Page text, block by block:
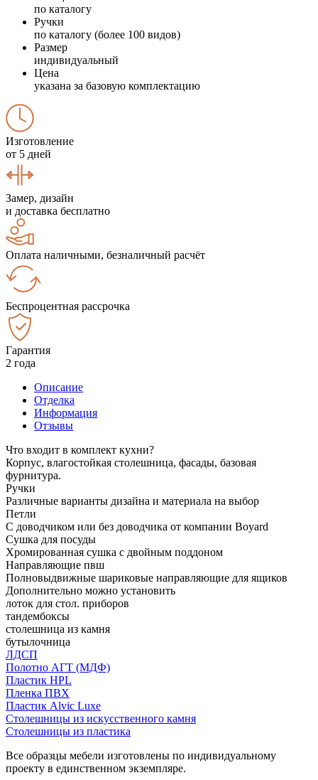
по каталогу
Ручки
по каталогу (более 100 видов)
Размер
индивидуальный
Цена
указана за базовую комплектацию
Изготовление
от 5 дней
Замер, дизайн
и доставка бесплатно
Оплата наличными, безналичный расчёт
Беспроцентная рассрочка
Гарантия
2 года
Описание
Отделка
Информация
Отзывы
Что входит в комплект кухни?
Корпус, влагостойкая столешница, фасады, базовая
фурнитура.
Ручки
Различные варианты дизайна и материала на выбор
Петли
С доводчиком или без доводчика от компании Boyard
Сушка для посуды
Хромированная сушка с двойным поддоном
Направляющие пвш
Полновыдвижные шариковые направляющие для ящиков
Дополнительно можно установить
лоток для стол. приборов
тандембоксы
столешница из камня
бутылочница
ЛДСП
Полотно АГТ (МДФ)
Пластик HPL
Пленка ПВХ
Пластик Alvic Luxe
Столешницы из искусственного камня
Столешницы из пластика
Все образцы мебели изготовлены по индивидуальному
проекту в единственном экземпляре.